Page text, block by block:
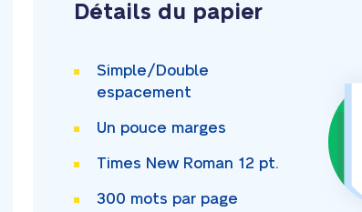
Détails du papier
Simple/Double
espacement
Un pouce marges
Times New Roman 12 pt.
300 mots par page